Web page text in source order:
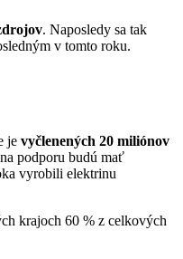
. Naposledy sa tak
v tomto roku.
je vyčlenených 20 miliónov
podporu budú mať
vyrobili elektrinu
krajoch 60 % z celkových